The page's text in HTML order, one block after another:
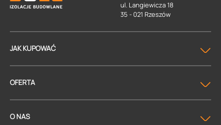
ul. Langiewicza 18
35 - 021 Rzeszów
JAK KUPOWAĆ
OFERTA
O NAS